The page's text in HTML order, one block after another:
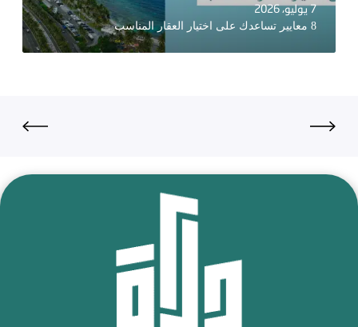
7 يوليو، 2026
8 معايير تساعدك على اختيار العقار المناسب